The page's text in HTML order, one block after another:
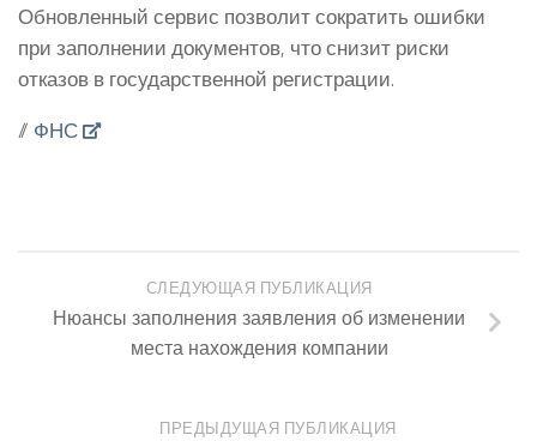
Обновленный сервис позволит сократить ошибки
при заполнении документов, что снизит риски
отказов в государственной регистрации.
// ФНС
СЛЕДУЮЩАЯ ПУБЛИКАЦИЯ
Нюансы заполнения заявления об изменении
места нахождения компании
ПРЕДЫДУЩАЯ ПУБЛИКАЦИЯ